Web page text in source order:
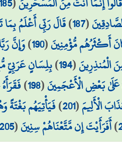
(
187
)قَالَ رَبِّي أَعْلَمُ
أَكْثَرُهُم مُّؤْمِنِينَ(
190
)وَإِنَّ
الْمُنذِرِينَ(
194
)بِلِسَانٍ عَرَبِيٍّ
عَلَىٰ بَعْضِ الْأَعْجَمِينَ(
198
)
الْأَلِيمَ(
201
)فَيَأْتِيَهُم بَغْتَةً
)أَفَرَأَيْتَ إِن مَّتَّعْنَاهُمْ سِنِينَ(